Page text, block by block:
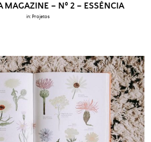
MAGAZINE – Nº 2 – ESSÊNCIA
in: Projetos